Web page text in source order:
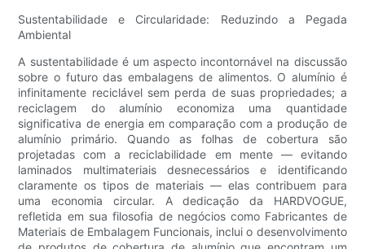
Sustentabilidade e Circularidade: Reduzindo a Pegada
Ambiental
A sustentabilidade é um aspecto incontornável na discussão
sobre o futuro das embalagens de alimentos. O alumínio é
infinitamente reciclável sem perda de suas propriedades; a
reciclagem do alumínio economiza uma quantidade
significativa de energia em comparação com a produção de
alumínio primário. Quando as folhas de cobertura são
projetadas com a reciclabilidade em mente — evitando
laminados multimateriais desnecessários e identificando
claramente os tipos de materiais — elas contribuem para
uma economia circular. A dedicação da HARDVOGUE,
refletida em sua filosofia de negócios como Fabricantes de
Materiais de Embalagem Funcionais, inclui o desenvolvimento